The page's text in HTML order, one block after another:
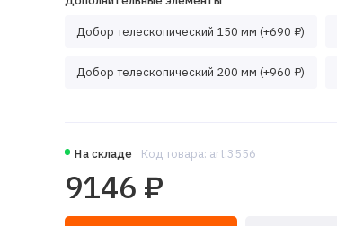
На складе Код товара: art:3556
9146 ₽
Добор телескопический 150 мм (+690 ₽)
Добор телескопический 200 мм (+960 ₽)